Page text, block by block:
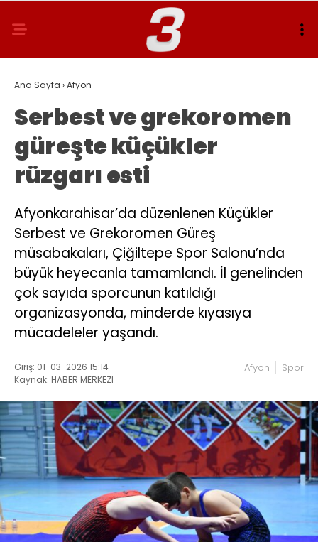
Ana Sayfa ›Afyon
Serbest ve grekoromen
güreşte küçükler
rüzgarı esti
Afyonkarahisar’da düzenlenen Küçükler
Serbest ve Grekoromen Güreş
müsabakaları, Çiğiltepe Spor Salonu’nda
büyük heyecanla tamamlandı. İl genelinden
çok sayıda sporcunun katıldığı
organizasyonda, minderde kıyasıya
mücadeleler yaşandı.
Giriş: 01-03-2026 15:14
Kaynak: HABER MERKEZI
Afyon Spor